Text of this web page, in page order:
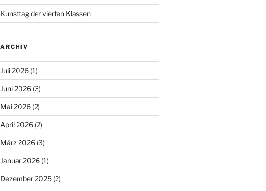
Kunsttag der vierten Klassen
ARCHIV
Juli 2026(1)
Juni 2026(3)
Mai 2026(2)
April 2026(2)
März 2026(3)
Januar 2026(1)
Dezember 2025(2)